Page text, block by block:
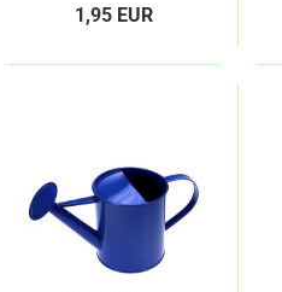
1,95 EUR